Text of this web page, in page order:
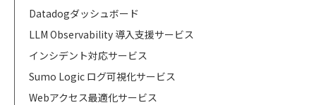
Datadogダッシュボード
LLM Observability 導入支援サービス
インシデント対応サービス
Sumo Logic ログ可視化サービス
Webアクセス最適化サービス